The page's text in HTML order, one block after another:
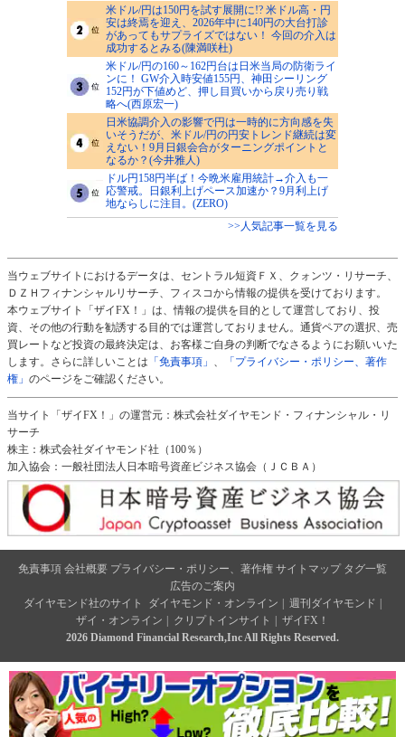
米ドル/円は150円を試す展開に!? 米ドル高・円
安は終焉を迎え、2026年中に140円の大台打診
があってもサプライズではない！ 今回の介入は
成功するとみる(陳満咲杜)
米ドル/円の160～162円台は日米当局の防衛ライ
ンに！ GW介入時安値155円、神田シーリング
152円が下値めど、押し目買いから戻り売り戦
略へ(西原宏一)
日米協調介入の影響で円は一時的に方向感を失
いそうだが、米ドル/円の円安トレンド継続は変
えない！9月日銀会合がターニングポイントと
なるか？(今井雅人)
ドル円158円半ば！今晩米雇用統計→介入も一
応警戒。日銀利上げペース加速か？9月利上げ
地ならしに注目。(ZERO)
>>人気記事一覧を見る
当ウェブサイトにおけるデータは、セントラル短資ＦＸ、クォンツ・リサーチ、
ＤＺＨフィナンシャルリサーチ、フィスコから情報の提供を受けております。
本ウェブサイト「ザイFX！」は、情報の提供を目的として運営しており、投
資、その他の行動を勧誘する目的では運営しておりません。通貨ペアの選択、売
買レートなど投資の最終決定は、お客様ご自身の判断でなさるようにお願いいた
します。さらに詳しいことは 「免責事項」 、
「プライバシー・ポリシー、著作
権」 のページをご確認ください。
当サイト「ザイFX！」の運営元：株式会社ダイヤモンド・フィナンシャル・リ
サーチ
株主：株式会社ダイヤモンド社（100％）
加入協会：一般社団法人日本暗号資産ビジネス協会（ＪＣＢＡ）
免責事項 会社概要 プライバシー・ポリシー、著作権 サイトマップ タグ一覧
広告のご案内
ダイヤモンド社のサイト
ダイヤモンド・オンライン | 週刊ダイヤモンド |
ザイ・オンライン | クリプトインサイト | ザイFX！
2026 Diamond Financial Research,Inc All Rights Reserved.